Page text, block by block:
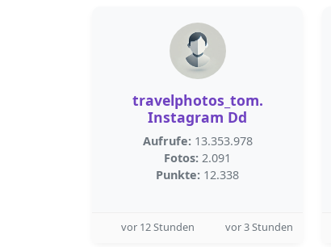
travelphotos_tom.
Instagram Dd
Aufrufe: 13.353.978
Fotos: 2.091
Punkte: 12.338
vor 12 Stunden vor 3 Stunden